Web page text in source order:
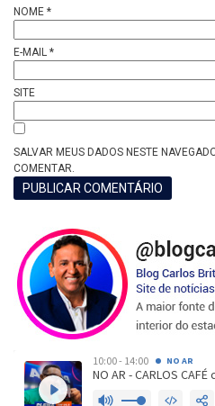
NOME *
E-MAIL *
SITE
SALVAR MEUS DADOS NESTE
COMENTAR.